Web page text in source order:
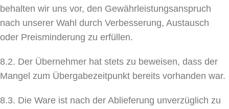
behalten wir uns vor, den Gewährleistungsanspruch
nach unserer Wahl durch Verbesserung, Austausch
oder Preisminderung zu erfüllen.
8.2. Der Übernehmer hat stets zu beweisen, dass der
Mangel zum Übergabezeitpunkt bereits vorhanden war.
8.3. Die Ware ist nach der Ablieferung unverzüglich zu